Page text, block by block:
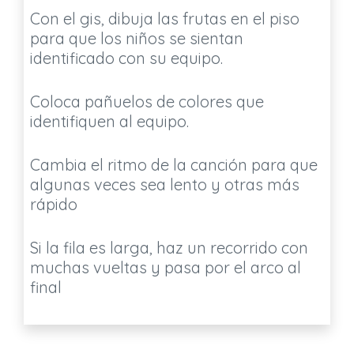
Con el gis, dibuja las frutas en el piso
para que los niños se sientan
identificado con su equipo.
Coloca pañuelos de colores que
identifiquen al equipo.
Cambia el ritmo de la canción para que
algunas veces sea lento y otras más
rápido
Si la fila es larga, haz un recorrido con
muchas vueltas y pasa por el arco al
final